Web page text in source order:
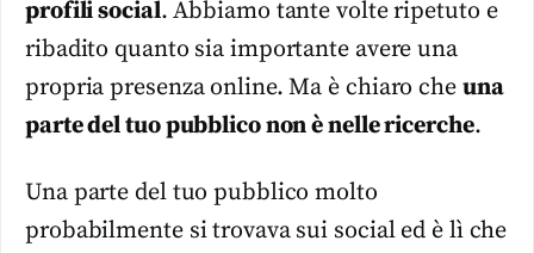
profili social. Abbiamo tante volte ripetuto e
ribadito quanto sia importante avere una
propria presenza online. Ma è chiaro che una
parte del tuo pubblico non è nelle ricerche.
Una parte del tuo pubblico molto
probabilmente si trovava sui social ed è lì che